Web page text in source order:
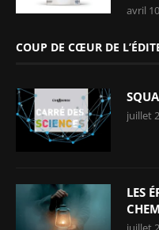
avril
COUP DE CŒUR DE
juillet
LES